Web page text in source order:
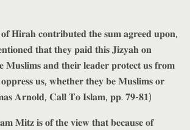
𝐇𝐢𝐫𝐚𝐡 𝐜𝐨𝐧𝐭𝐫𝐢𝐛𝐮𝐭𝐞𝐝 𝐭𝐡𝐞 𝐬𝐮𝐦 𝐚𝐠𝐫𝐞𝐞𝐝 𝐮𝐩𝐨𝐧,
𝐭𝐡𝐚𝐭 𝐭𝐡𝐞𝐲 𝐩𝐚𝐢𝐝 𝐭𝐡𝐢𝐬 𝐉𝐢𝐳𝐲𝐚𝐡 𝐨𝐧
𝐌𝐮𝐬𝐥𝐢𝐦𝐬 𝐚𝐧𝐝 𝐭𝐡𝐞𝐢𝐫 𝐥𝐞𝐚𝐝𝐞𝐫 𝐩𝐫𝐨𝐭𝐞𝐜𝐭 𝐮𝐬 𝐟𝐫𝐨𝐦
𝐮𝐬, 𝐰𝐡𝐞𝐭𝐡𝐞𝐫 𝐭𝐡𝐞𝐲 𝐛𝐞 𝐌𝐮𝐬𝐥𝐢𝐦𝐬 𝐨𝐫
𝐀𝐫𝐧𝐨𝐥𝐝, 𝐂𝐚𝐥𝐥 𝐓𝐨 𝐈𝐬𝐥𝐚𝐦, 𝐩𝐩. 𝟕𝟗-𝟖𝟏)
𝐌𝐢𝐭𝐳 𝐢𝐬 𝐨𝐟 𝐭𝐡𝐞 𝐯𝐢𝐞𝐰 𝐭𝐡𝐚𝐭 𝐛𝐞𝐜𝐚𝐮𝐬𝐞 𝐨𝐟